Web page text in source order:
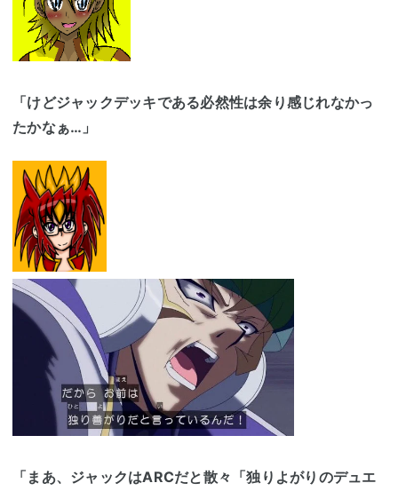
「けどジャックデッキである必然性は余り感じれなかっ
たかなぁ…」
「まあ、ジャックはARCだと散々「独りよがりのデュエ